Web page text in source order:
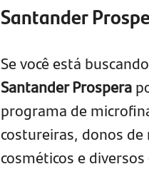
Santander
Se você está
Santander Prospera
programa de
costureiras, donos
cosméticos e